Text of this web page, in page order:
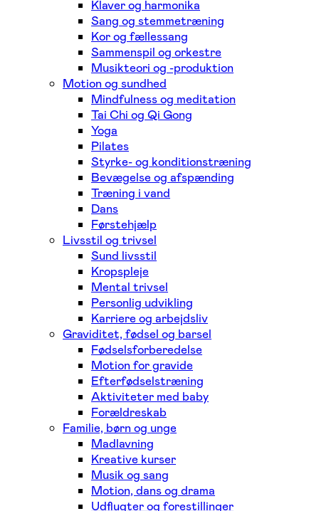
Klaver og harmonika
Sang og stemmetræning
Kor og fællessang
Sammenspil og orkestre
Musikteori og -produktion
Motion og sundhed
Mindfulness og meditation
Tai Chi og Qi Gong
Yoga
Pilates
Styrke- og konditionstræning
Bevægelse og afspænding
Træning i vand
Dans
Førstehjælp
Livsstil og trivsel
Sund livsstil
Kropspleje
Mental trivsel
Personlig udvikling
Karriere og arbejdsliv
Graviditet, fødsel og barsel
Fødselsforberedelse
Motion for gravide
Efterfødselstræning
Aktiviteter med baby
Forældreskab
Familie, børn og unge
Madlavning
Kreative kurser
Musik og sang
Motion, dans og drama
Udflugter og forestillinger